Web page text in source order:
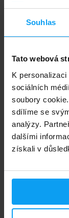
Souhlas
Tato webová
K
sociálních
soubory
sdílíme se
analýzy.
dalšími
získali v
Vegan Protein 480 g
559Kč
NA SKLADĚ